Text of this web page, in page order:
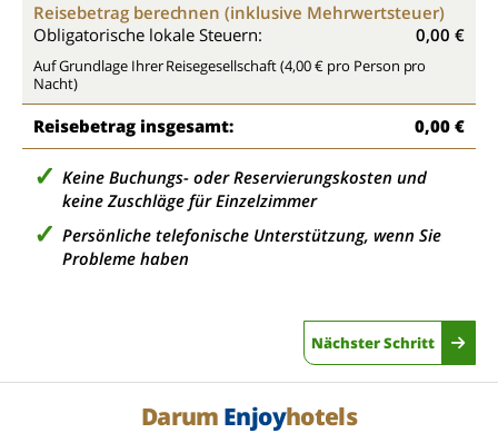
Reisebetrag berechnen (inklusive Mehrwertsteuer)
Obligatorische lokale Steuern:
0,00 €
Auf Grundlage Ihrer Reisegesellschaft (4,00 € pro Person pro
Nacht)
Reisebetrag insgesamt: 0,00 €
Keine Buchungs- oder Reservierungskosten und
keine Zuschläge für Einzelzimmer
Persönliche telefonische Unterstützung, wenn Sie
Probleme haben
Nächster Schritt
Darum Enjoyhotels